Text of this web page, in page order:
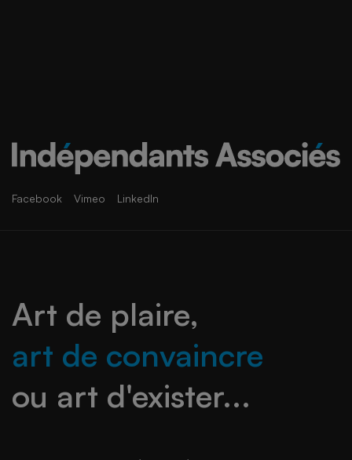
Facebook Vimeo LinkedIn
Art de plaire,
art de convaincre
ou art d'exister...